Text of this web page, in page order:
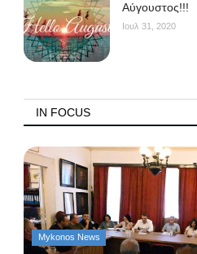
Αύγουστος!!!
Ιουλ 31, 2020
IN FOCUS
Mykonos News